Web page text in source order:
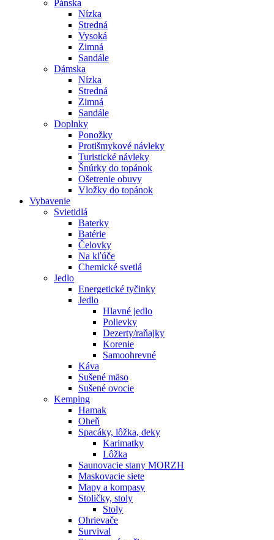
Pánska
Nízka
Stredná
Vysoká
Zimná
Sandále
Dámska
Nízka
Stredná
Zimná
Sandále
Doplnky
Ponožky
Protišmykové návleky
Turistické návleky
Šnúrky do topánok
Ošetrenie obuvy
Vložky do topánok
Vybavenie
Svietidlá
Baterky
Batérie
Čelovky
Na kľúče
Chemické svetlá
Jedlo
Energetické tyčinky
Jedlo
Hlavné jedlo
Polievky
Dezerty/raňajky
Korenie
Samoohrevné
Káva
Sušené mäso
Sušené ovocie
Kemping
Hamak
Oheň
Spacáky, lôžka, deky
Karimatky
Lôžka
Saunovacie stany MORZH
Maskovacie siete
Mapy a kompasy
Stoličky, stoly
Stoly
Ohrievače
Survival